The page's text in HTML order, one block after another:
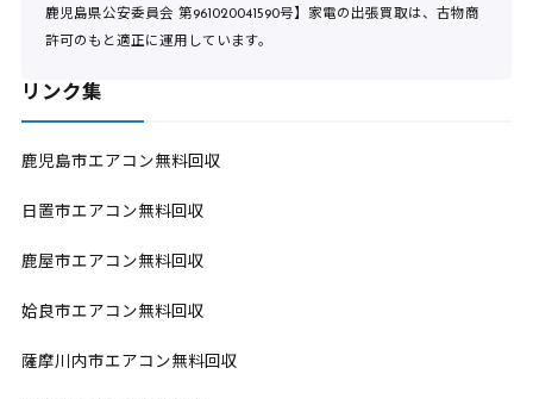
鹿児島県公安委員会 第961020041590号】家電の出張買取は、古物商
許可のもと適正に運用しています。
リンク集
鹿児島市エアコン無料回収
日置市エアコン無料回収
鹿屋市エアコン無料回収
姶良市エアコン無料回収
薩摩川内市エアコン無料回収